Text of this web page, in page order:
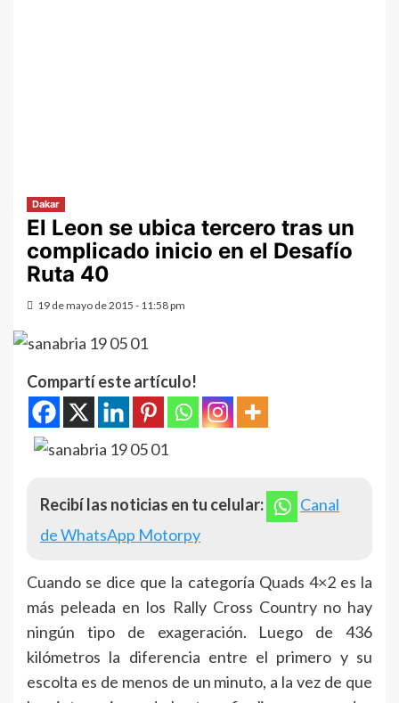
Dakar
El Leon se ubica tercero tras un
complicado inicio en el Desafío
Ruta 40
19 de mayo de 2015 - 11:58 pm
Compartí este artículo!
Recibí las noticias en tu celular:
Canal
de WhatsApp Motorpy
Cuando se dice que la categoría Quads 4×2 es la
más peleada en los Rally Cross Country no hay
ningún tipo de exageración. Luego de 436
kilómetros la diferencia entre el primero y su
escolta es de menos de un minuto, a la vez de que